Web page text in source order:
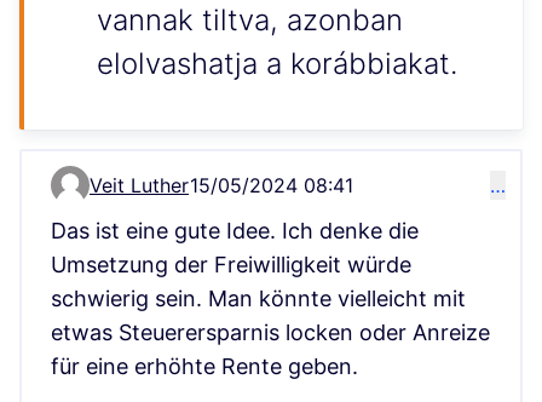
vannak tiltva, azonban
elolvashatja a korábbiakat.
Comment 190
Veit Luther15/05/2024 08:41 …
Das ist eine gute Idee. Ich denke die
Umsetzung der Freiwilligkeit würde
schwierig sein. Man könnte vielleicht mit
etwas Steuerersparnis locken oder Anreize
für eine erhöhte Rente geben.